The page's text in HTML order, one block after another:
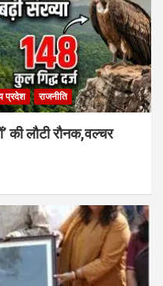
प्रदेश राजनीति
की लौटी रौनक,वल्चर